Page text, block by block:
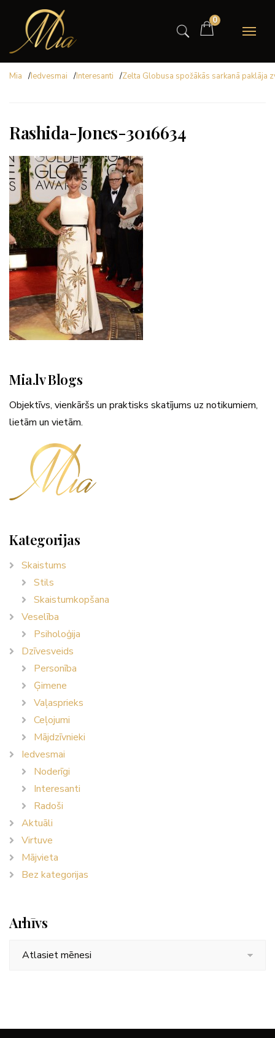
0
Mia /Iedvesmai /Interesanti /Zelta Globusa spožākās sarkanā paklāja
Rashida-Jones-3016634
Mia.lv Blogs
Objektīvs, vienkāršs un praktisks skatījums uz notikumiem,
lietām un vietām.
Kategorijas
Skaistums
Stils
Skaistumkopšana
Veselība
Psiholoģija
Dzīvesveids
Personība
Ģimene
Vaļasprieks
Ceļojumi
Mājdzīvnieki
Iedvesmai
Noderīgi
Interesanti
Radoši
Aktuāli
Virtuve
Mājvieta
Bez kategorijas
Arhīvs